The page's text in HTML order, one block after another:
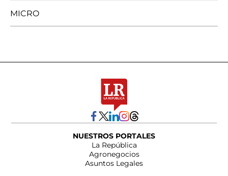
MICRO
NUESTROS PORTALES
La República
Agronegocios
Asuntos Legales